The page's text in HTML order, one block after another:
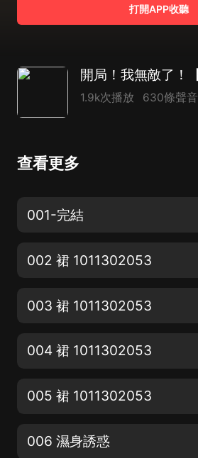
打開APP收聽
1.9k次播放 630條聲音
查看更多
001-完結
002 裙 1011302053
003 裙 1011302053
004 裙 1011302053
005 裙 1011302053
006 濕身誘惑